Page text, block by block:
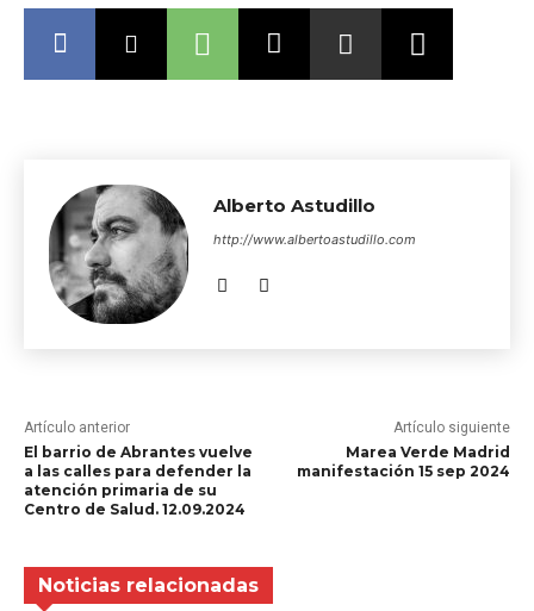
en Gaza. La obra
muestra a un niño
palestino cubierto
de sangre con la
Alberto Astudillo
http://www.albertoastudillo.com
Artículo anterior
El barrio de Abrantes vuelve
a las calles para defender la
atención primaria de su
Centro de Salud. 12.09.2024
Artículo siguiente
Marea Verde Madrid
manifestación 15 sep 2024
Noticias relacionadas